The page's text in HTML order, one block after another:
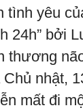
tình yêu
24h” bởi
thương
nhật,
mất đi